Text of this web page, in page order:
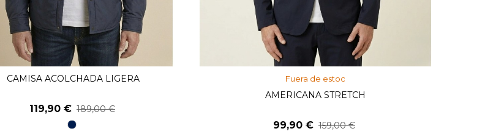
Ver Más
CAMISA ACOLCHADA LIGERA
119,90 € 189,00 €
98
Fuera de estoc
AMERICANA STRETCH
99,90 € 159,00 €